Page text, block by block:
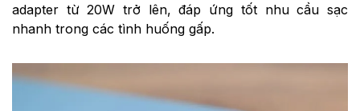
adapter từ 20W trở lên, đáp ứng tốt nhu cầu sạc
nhanh trong các tình huống gấp.